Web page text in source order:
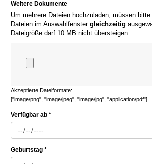
Weitere Dokumente
Um mehrere Dateien hochzuladen, müssen
Dateien im Auswahlfenstergleichzeitig
Dateigröße darf 10 MB nicht übersteigen.
Akzeptierte Dateiformate:
["image/png", "image/jpeg", "image/jpg", "application/pdf"]
Verfügbar ab *
Geburtstag *